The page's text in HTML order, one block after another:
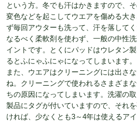
という方。冬でも汗はかきますので、
変色などを起こしてウエアを傷める大
ず毎回アウターも洗って、汗を落して
なるべく柔軟剤を使わず、一般の中性
イントです。とくにパッドはウレタン
るとふにゃふにゃになってしまいます。
また、ウエアはクリーニングには出さ
ね。クリーニングで使われるさまざま
ちの原因になってしまいます。洗濯の
製品にタグが付いていますので、それ
ければ、少なくとも3～4年は使えるアイ